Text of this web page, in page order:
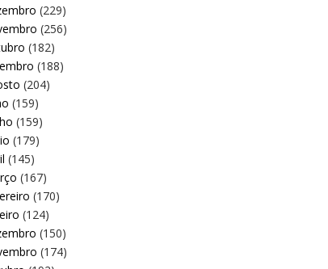
(229)
(256)
(182)
(188)
(204)
(159)
(159)
(179)
(145)
(167)
(170)
(124)
(150)
(174)